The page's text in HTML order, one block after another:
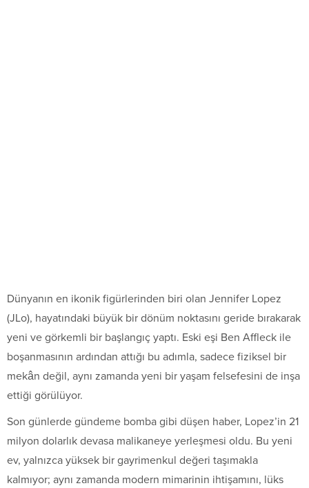
Dünyanın en ikonik figürlerinden biri olan Jennifer Lopez
(JLo), hayatındaki büyük bir dönüm noktasını geride bırakarak
yeni ve görkemli bir başlangıç yaptı. Eski eşi Ben Affleck ile
boşanmasının ardından attığı bu adımla, sadece fiziksel bir
mekân değil, aynı zamanda yeni bir yaşam felsefesini de inşa
ettiği görülüyor.
Son günlerde gündeme bomba gibi düşen haber, Lopez’in 21
milyon dolarlık devasa malikaneye yerleşmesi oldu. Bu yeni
ev, yalnızca yüksek bir gayrimenkul değeri taşımakla
kalmıyor; aynı zamanda modern mimarinin ihtişamını, lüks